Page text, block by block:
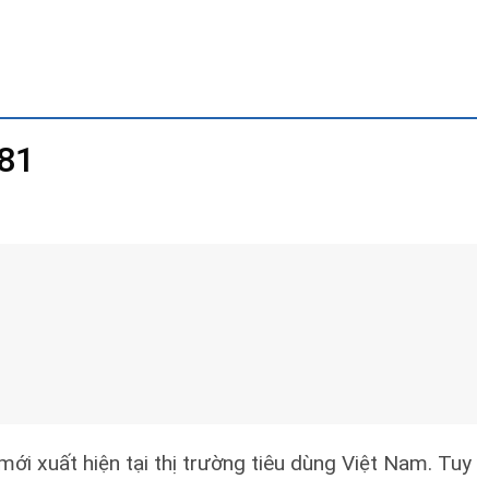
xuất hiện tại thị trường tiêu dùng Việt Nam.